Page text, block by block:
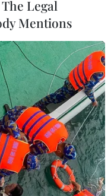
phát
Legal
Mentions